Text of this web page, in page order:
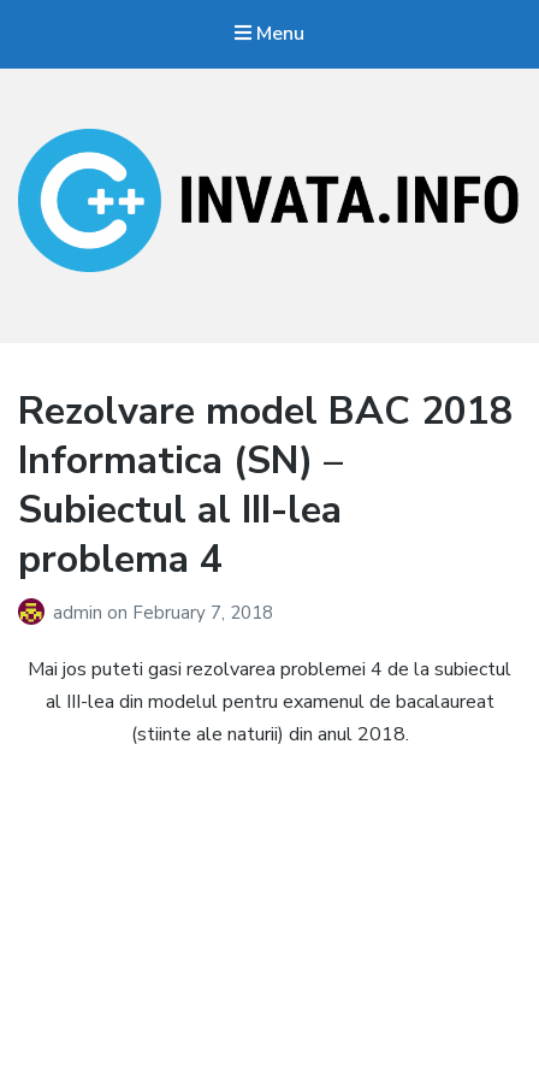
Menu
Rezolvare model BAC 2018
Informatica (SN) –
Subiectul al III-lea
problema 4
admin on February 7, 2018
Mai jos puteti gasi rezolvarea problemei 4 de la subiectul
al III-lea din modelul pentru examenul de bacalaureat
(stiinte ale naturii) din anul 2018.